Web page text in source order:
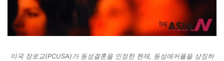
미국 장로교(PCUSA)가 동성결혼을 인정한 현재, 동성애커플을 상징하